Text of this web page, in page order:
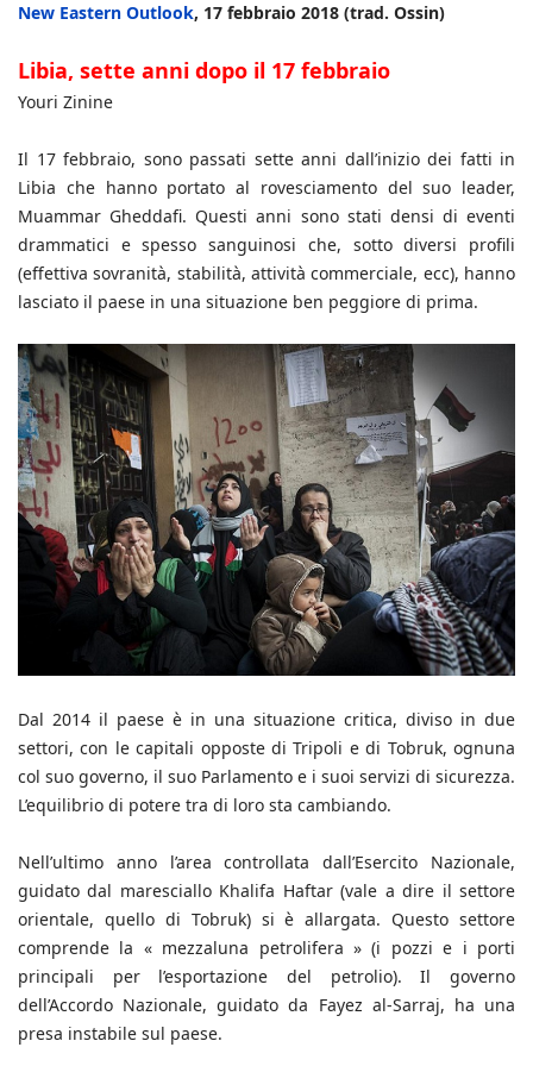
New Eastern Outlook, 17 febbraio 2018 (trad. Ossin)
Libia, sette anni dopo il 17 febbraio
Youri Zinine
Il 17 febbraio, sono passati sette anni dall’inizio dei fatti in
Libia che hanno portato al rovesciamento del suo leader,
Muammar Gheddafi. Questi anni sono stati densi di eventi
drammatici e spesso sanguinosi che, sotto diversi profili
(effettiva sovranità, stabilità, attività commerciale, ecc), hanno
lasciato il paese in una situazione ben peggiore di prima.
Dal 2014 il paese è in una situazione critica, diviso in due
settori, con le capitali opposte di Tripoli e di Tobruk, ognuna
col suo governo, il suo Parlamento e i suoi servizi di sicurezza.
L’equilibrio di potere tra di loro sta cambiando.
Nell’ultimo anno l’area controllata dall’Esercito Nazionale,
guidato dal maresciallo Khalifa Haftar (vale a dire il settore
orientale, quello di Tobruk) si è allargata. Questo settore
comprende la « mezzaluna petrolifera » (i pozzi e i porti
principali per l’esportazione del petrolio). Il governo
dell’Accordo Nazionale, guidato da Fayez al-Sarraj, ha una
presa instabile sul paese.